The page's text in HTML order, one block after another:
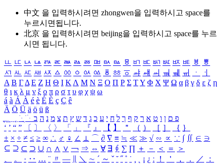
中文 을 입력하시려면 zhongwen을 입력하시고 space를
누르시면됩니다.
北京 을 입력하시려면 beijing을 입력하시고 space를 누르
시면 됩니다.
ㅥ ㅦ ㅧ ㅨ ㅩ ㅪ ㅫ ㅬ ㅭ ㅮ ㅯ ㅰ ㅱ ㅲ ㅳ ㅴ ㅵ ㅶ ㅷ ㅸ
ㅹ
ㅺ ㅻ ㅼ ㅽ ㅾ ㅿ ㆀ ㆁ ㆂ ㆃ ㆄ ㆅ ㆆ ㆇ ㆈ ㆉ ㆊ ㆋ ㆌ ㆍ
ㆎ
Α Β ΓΔ Ε Ζ Η Θ Ι ΚΛ Μ Ν Ξ Ο Π Ρ Σ ΤΥ Φ Χ Ψ Ω α β γ δ ε ζ η
θ ι κ λ μ ν ξ ο π ρ σ τ υ φ χ ψ ω
á à Á À é è É È ç Ç ê
Ä Ö Ü ä ö ü ß
ִֶֹ ֻּ ׁׂ פ ם ן ו ט א ר ק ף ך ל ח י ע כ ג ד ש ץ ת צ מ נ ה ב
‘ ’ “ ” 〔 〕 〈 〉 「 」 『 』 【 】 ＂ （ ） ［ ］ ｛ ｝
± × ÷ ≠ ≤ ≥ ∞ ∴ ♂ ♀ ∠ ⊥ ⌒ ∂ ∇ ≡ ≒ ≪ ≫ √ ∽ ∝ ∵ ∫ ∬ ∈ ∋
⊆ ⊇ ⊂ ⊃ ∪ ∩ ∧ ∨ ￢ ⇒ ⇔ ∀ ∃ ∮ ∑ ∏ ＋ － ＜ ＝
＞
、
。 · ‥ … ¨ 〃 ― ＼ ∼ ´ ～ ˇ ˘ ˝ ˚ ˙ ¸ ¡ ¿ ː ！ ＇ ， ． ／
：